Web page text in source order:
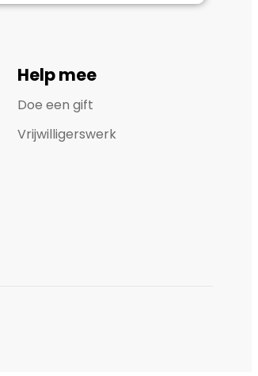
Help mee
Doe een gift
Vrijwilligerswerk